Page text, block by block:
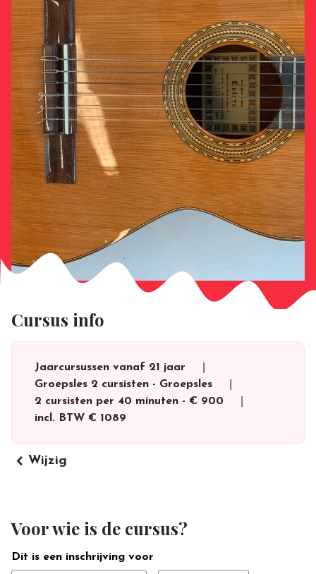
Cursus info
Jaarcursussen vanaf 21 jaar
Groepsles 2 cursisten - Groepsles
2 cursisten per 40 minuten - € 900
incl. BTW € 1089
keyboard_arrow_left Wijzig
Voor wie is de cursus?
Dit is een inschrijving voor